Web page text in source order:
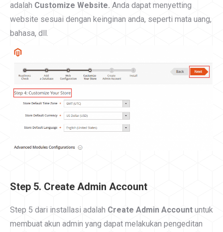
adalah Customize Website. Anda dapat menyetting
website sesuai dengan keinginan anda, seperti mata uang,
bahasa, dll.
Step 5. Create Admin Account
Step 5 dari installasi adalah Create Admin Account untuk
membuat akun admin yang dapat melakukan pengeditan